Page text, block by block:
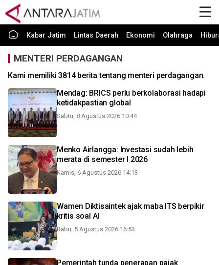
Kabar Jatim Lintas Daerah Ekonomi Olahraga
MENTERI PERDAGANGAN
Kami memiliki 3814 berita tentang menteri perdagangan.
Mendag: BRICS perlu berkolaborasi hadapi
ketidakpastian global
Sabtu, 8 Agustus 2026 10:44
Menko Airlangga: Investasi sudah lebih
merata di semester I 2026
Kamis, 6 Agustus 2026 14:13
Wamen Diktisaintek ajak maba ITS berpikir
kritis soal AI
Rabu, 5 Agustus 2026 16:53
Pemerintah tunda penerapan pajak